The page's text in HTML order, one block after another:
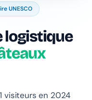
UNESCO
logistique
visiteurs en 2024